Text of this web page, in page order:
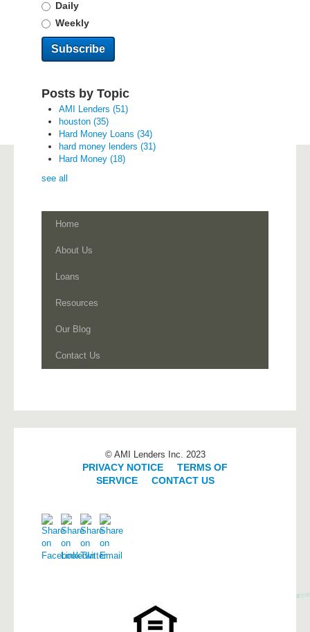
Daily
Weekly
Posts by Topic
AMI Lenders (51)
houston (35)
Hard Money Loans (34)
hard money lenders (31)
Hard Money (18)
see all
Home
About Us
Loans
Resources
Our Blog
Contact Us
© AMI Lenders Inc. 2023
PRIVACY NOTICE
TERMS OF
SERVICE| CONTACT US